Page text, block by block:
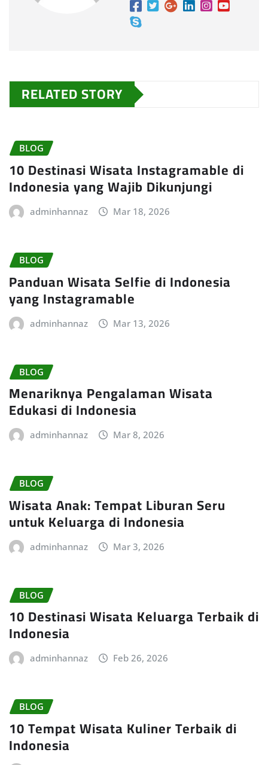
RELATED STORY
BLOG
10 Destinasi Wisata Instagramable di
Indonesia yang Wajib Dikunjungi
adminhannaz Mar 18, 2026
BLOG
Panduan Wisata Selfie di Indonesia
yang Instagramable
adminhannaz Mar 13, 2026
BLOG
Menariknya Pengalaman Wisata
Edukasi di Indonesia
adminhannaz Mar 8, 2026
BLOG
Wisata Anak: Tempat Liburan Seru
untuk Keluarga di Indonesia
adminhannaz Mar 3, 2026
BLOG
10 Destinasi Wisata Keluarga Terbaik di
Indonesia
adminhannaz Feb 26, 2026
BLOG
10 Tempat Wisata Kuliner Terbaik di
Indonesia